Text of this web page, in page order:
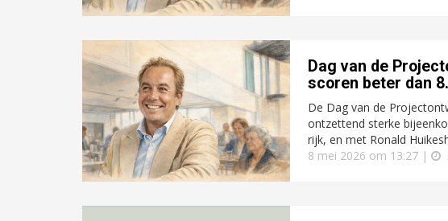
Dag van de
scoren beter dan
De Dag van de
ontzettend sterke
rijk, en met Ronald
8 mei 2026 om 13:27 |